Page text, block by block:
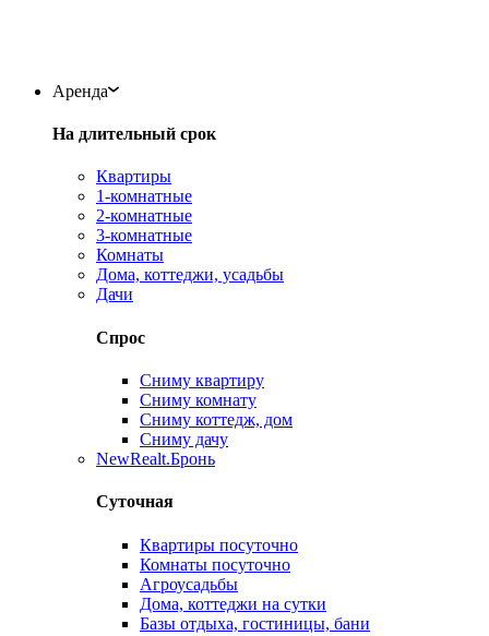
Аренда
На длительный срок
Квартиры
1-комнатные
2-комнатные
3-комнатные
Комнаты
Дома, коттеджи, усадьбы
Дачи
Спрос
Сниму квартиру
Сниму комнату
Сниму коттедж, дом
Сниму дачу
NewRealt.Бронь
Суточная
Квартиры посуточно
Комнаты посуточно
Агроусадьбы
Дома, коттеджи на сутки
Базы отдыха, гостиницы, бани